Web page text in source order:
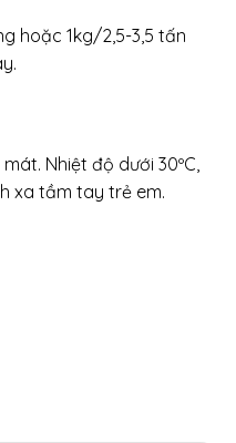
hoặc 1kg/2,5-3,5 tấn
Nhiệt độ dưới 30ºC,
xa tầm tay trẻ em.